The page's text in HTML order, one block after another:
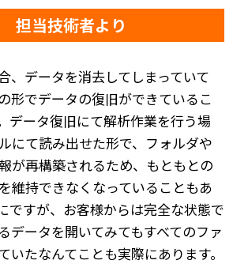
担当技術者より
、データを消去してしまっていて
形でデータの復旧ができているこ
データ復旧にて解析作業を行う場
にて読み出せた形で、フォルダや
が再構築されるため、もともとの
維持できなくなっていることもあ
ですが、お客様からは完全な状態で
データを開いてみてもすべてのファ
いたなんてことも実際にあります。